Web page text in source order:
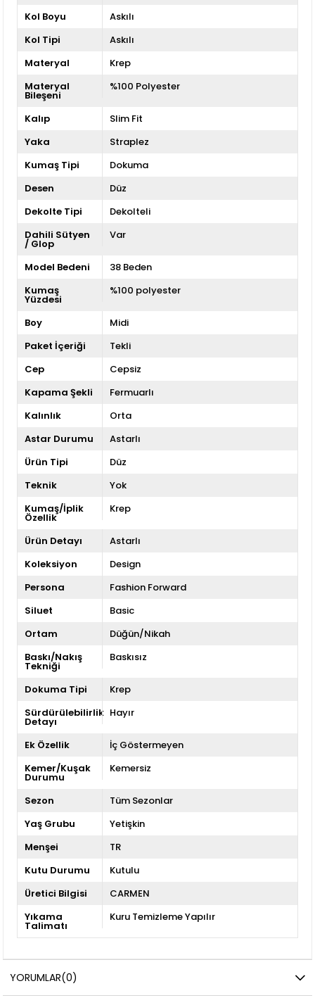
Kol Boyu
Askılı
Kol Tipi
Askılı
Materyal
Krep
Materyal
Bileşeni
%100 Polyester
Kalıp
Slim Fit
Yaka
Straplez
Kumaş Tipi
Dokuma
Desen
Düz
Dekolte Tipi
Dekolteli
Dahili Sütyen
/ Glop
Var
Model Bedeni
38 Beden
Kumaş
Yüzdesi
%100 polyester
Boy
Midi
Paket İçeriği
Tekli
Cep
Cepsiz
Kapama Şekli
Fermuarlı
Kalınlık
Orta
Astar Durumu
Astarlı
Ürün Tipi
Düz
Teknik
Yok
Kumaş/İplik
Özellik
Krep
Ürün Detayı
Astarlı
Koleksiyon
Design
Persona
Fashion Forward
Siluet
Basic
Ortam
Düğün/Nikah
Baskı/Nakış
Tekniği
Baskısız
Dokuma Tipi
Krep
Sürdürülebilirlik
Detayı
Hayır
Ek Özellik
İç Göstermeyen
Kemer/Kuşak
Durumu
Kemersiz
Sezon
Tüm Sezonlar
Yaş Grubu
Yetişkin
Menşei
TR
Kutu Durumu
Kutulu
Üretici Bilgisi
CARMEN
Yıkama
Talimatı
Kuru Temizleme Yapılır
YORUMLAR(0)